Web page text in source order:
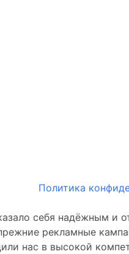
Политика
себя надёжным
рекламные
нас в высокой